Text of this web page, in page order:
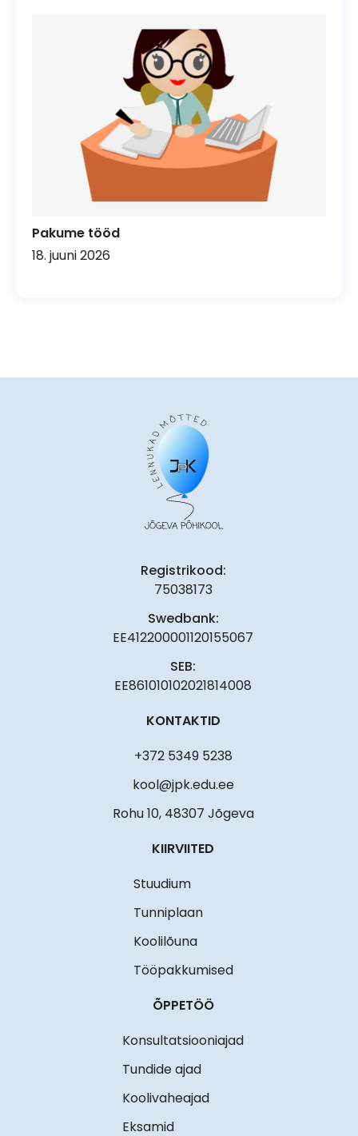
Pakume tööd
18. juuni 2026
Registrikood:
75038173
Swedbank:
EE412200001120155067
SEB:
EE861010102021814008
KONTAKTID
+372 5349 5238
kool@jpk.edu.ee
Rohu 10, 48307 Jõgeva
KIIRVIITED
Stuudium
Tunniplaan
Koolilõuna
Tööpakkumised
ÕPPETÖÖ
Konsultatsiooniajad
Tundide ajad
Koolivaheajad
Eksamid